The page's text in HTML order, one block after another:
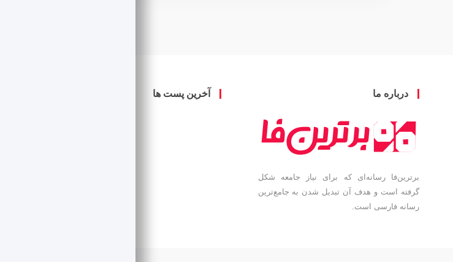
درباره ما
برترین‌فا رسانه‌ای که برای نیاز جامعه شکل
گرفته است و هدف آن تبدیل شدن به جامع‌ترین
رسانه فارسی است.
آخرین پست ها